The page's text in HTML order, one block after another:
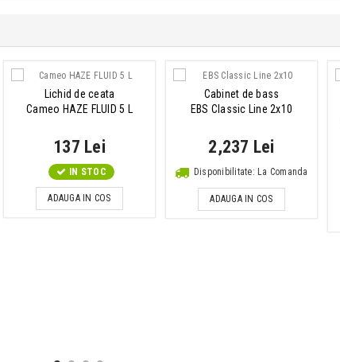
Lichid de ceata
Cameo HAZE FLUID 5 L
137 Lei
IN STOC
ADAUGA IN COS
Cabinet de bass
EBS Classic Line 2x10
2,237 Lei
Disponibilitate: La Comanda
ADAUGA IN COS